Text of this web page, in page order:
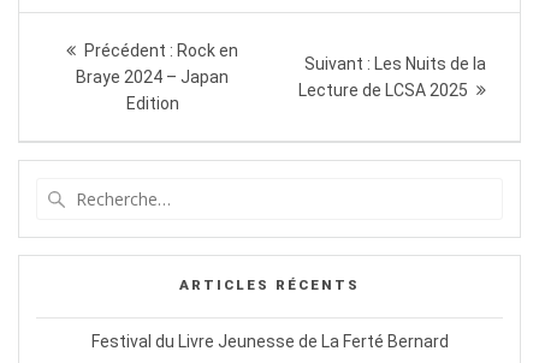
Navigation
l’article
Précédent : Article
précédent
:
Rock en
Braye 2024 – Japan
Edition
Suivant : Article
suivant
Les Nuits de la
Lecture de LCSA 2025
:
ARTICLES RÉCENTS
Festival du Livre Jeunesse de La Ferté Bernard